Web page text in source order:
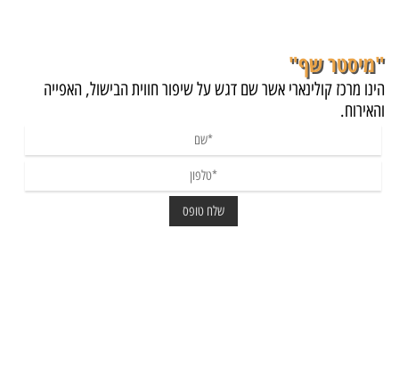
"מיסטר שף"
הינו מרכז קולינארי אשר שם דגש על שיפור חווית הבישול, האפייה
והאירוח.